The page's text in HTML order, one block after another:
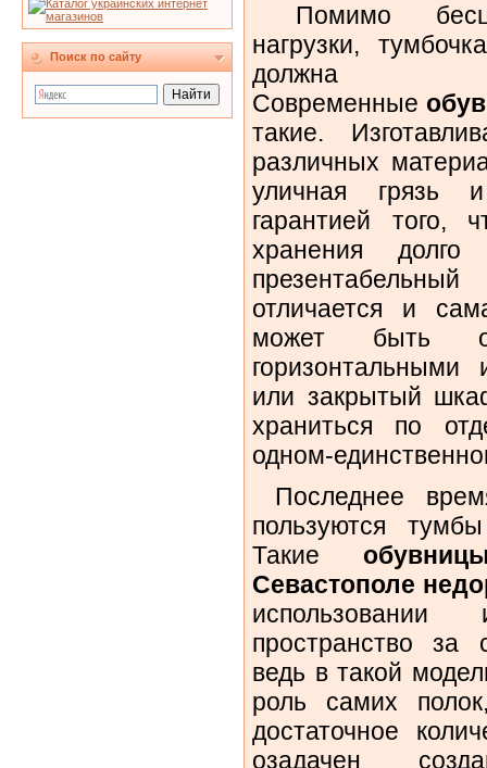
Поиск по сайту
Помимо
нагрузки,
должна
Современные
такие.
различных
уличная грязь
гарантией того,
хранения
отличается и
может быть
или закрытый
храниться по
одном-
Последнее
пользуются
Такие
Севастополе
пространство за
ведь в такой
роль самих
достаточное
озадачен